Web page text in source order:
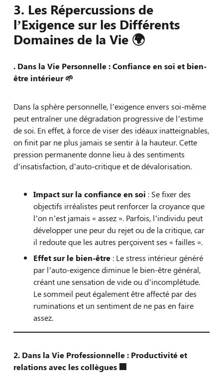
3. Les Répercussions de
l’Exigence sur les Différents
Domaines de la Vie 🌍
. Dans la Vie Personnelle : Confiance en soi et bien-
être intérieur🌱
Dans la sphère personnelle, l’exigence envers soi-même
peut entraîner une dégradation progressive de l’estime
de soi. En effet, à force de viser des idéaux inatteignables,
on finit par ne plus jamais se sentir à la hauteur. Cette
pression permanente donne lieu à des sentiments
d’insatisfaction, d’auto-critique et de dévalorisation.
Impact sur la confiance en soi : Se fixer des
objectifs irréalistes peut renforcer la croyance que
l’on n’est jamais « assez ». Parfois, l’individu peut
développer une peur du rejet ou de la critique, car
il redoute que les autres perçoivent ses « failles ».
Effet sur le bien-être : Le stress intérieur généré
par l’auto-exigence diminue le bien-être général,
créant une sensation de vide ou d’incomplétude.
Le sommeil peut également être affecté par des
ruminations et un sentiment de ne pas en faire
assez.
2. Dans la Vie Professionnelle : Productivité et
relations avec les collègues 🏢